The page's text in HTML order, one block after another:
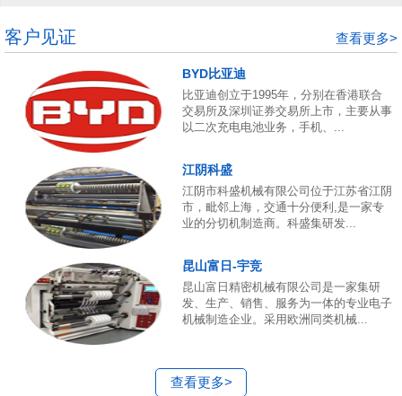
客户见证 查看更多>
BYD比亚迪
比亚迪创立于1995年，分别在香港联合
交易所及深圳证券交易所上市，主要从事
以二次充电电池业务，手机、...
江阴科盛
江阴市科盛机械有限公司位于江苏省江阴
市，毗邻上海，交通十分便利,是一家专
业的分切机制造商。科盛集研发...
昆山富日-宇竞
昆山富日精密机械有限公司是一家集研
发、生产、销售、服务为一体的专业电子
机械制造企业。采用欧洲同类机械...
查看更多>